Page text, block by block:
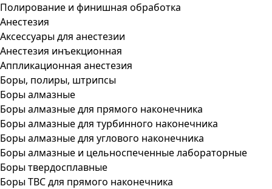
Полирование и финишная обработка
Анестезия
Аксессуары для анестезии
Анестезия инъекционная
Аппликационная анестезия
Боры, полиры, штрипсы
Боры алмазные
Боры алмазные для прямого наконечника
Боры алмазные для турбинного наконечника
Боры алмазные для углового наконечника
Боры алмазные и цельноспеченные лабораторные
Боры твердосплавные
Боры ТВС для прямого наконечника